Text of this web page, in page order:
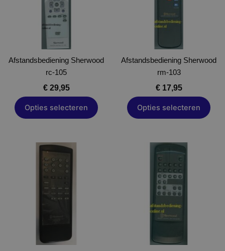
Afstandsbediening Sherwood
rc-105
€29,95
Opties selecteren
Deze
optie
kan
gekozen
worden
op
de
productpagina
Afstandsbediening Sherwood
rm-103
€17,95
Opties selecteren
Deze
optie
gekozen
worden
op
de
productpagina
Dit
heeft
variaties.
gekozen
product
heeft
meerdere
variaties.
Deze
optie
gekozen